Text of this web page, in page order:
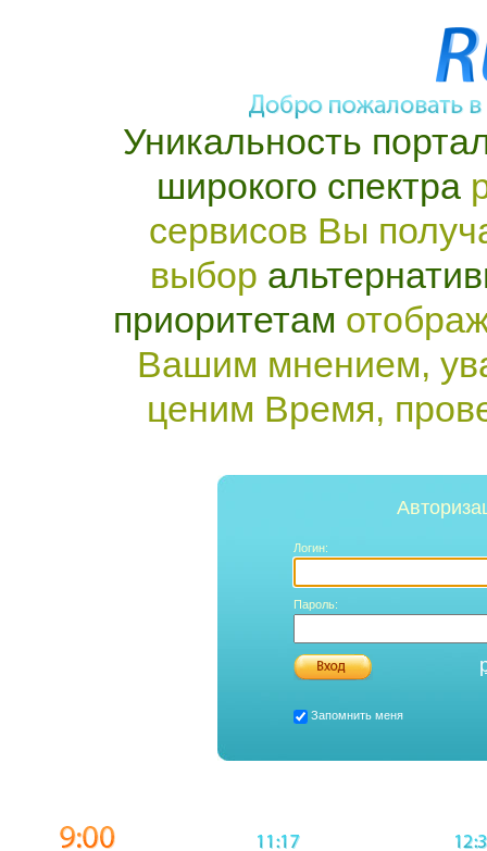
Уникальность
широкого спектра
сервисов Вы
выбор
приоритетам
Вашим мнением,
ценим Время,
Логин:
Пароль:
Запомнить меня